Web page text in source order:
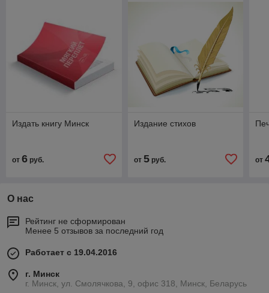
Издать книгу Минск
от 6 руб.
Издание стихов
от 5руб. от
О нас
Рейтинг не сформирован
Менее 5 отзывов за последний год
Работает с 19.04.2016
г. Минск
г. Минск, ул. Смолячкова, 9, офис 318, Минск, Беларусь